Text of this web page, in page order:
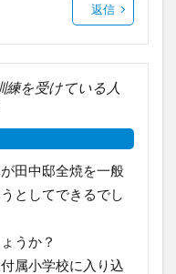
返信
練を受けている人
田中邸全焼を一般
としてできるでし
うか？
属小学校に入り込